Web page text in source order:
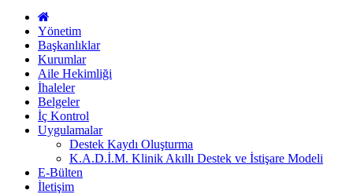
Yönetim
Başkanlıklar
Kurumlar
Aile Hekimliği
İhaleler
Belgeler
İç Kontrol
Uygulamalar
Destek Kaydı Oluşturma
K.A.D.İ.M. Klinik Akıllı Destek ve İstişare Modeli
E-Bülten
İletişim